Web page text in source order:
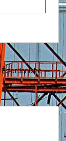
Erforderliche